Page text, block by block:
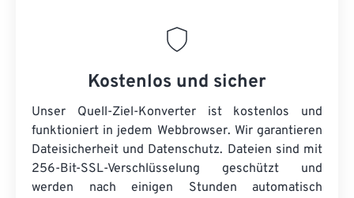
Kostenlos und sicher
Unser Quell-Ziel-Konverter ist kostenlos und
funktioniert in jedem Webbrowser. Wir garantieren
Dateisicherheit und Datenschutz. Dateien sind mit
256-Bit-SSL-Verschlüsselung geschützt und
werden nach einigen Stunden automatisch